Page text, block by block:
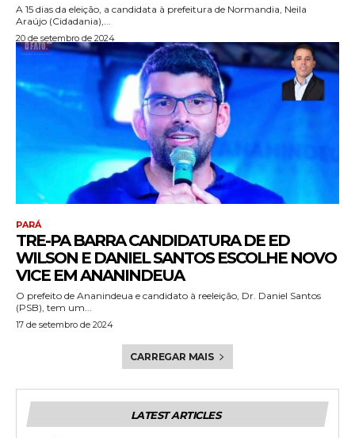
A 15 dias da eleição, a candidata à prefeitura de Normandia, Neila
Araújo (Cidadania),...
20 de setembro de 2024
PARÁ
TRE-PA BARRA CANDIDATURA DE ED
WILSON E DANIEL SANTOS ESCOLHE NOVO
VICE EM ANANINDEUA
O prefeito de Ananindeua e candidato à reeleição, Dr. Daniel Santos
(PSB), tem um...
17 de setembro de 2024
CARREGAR MAIS
LATEST ARTICLES